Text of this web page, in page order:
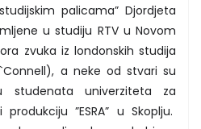
palicama” Djordjeta
u studiju RTV u Novom
zvuka iz londonskih studija
a neke od stvari su
studenata univerziteta za
”ESRA” u Skoplju.